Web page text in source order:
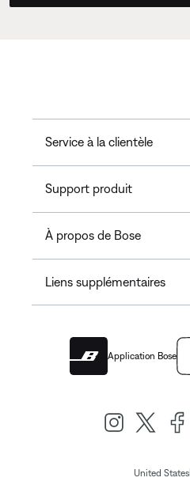
Service à la clientèle
Support produit
À propos de Bose
Liens supplémentaires
Application Bose
United States|